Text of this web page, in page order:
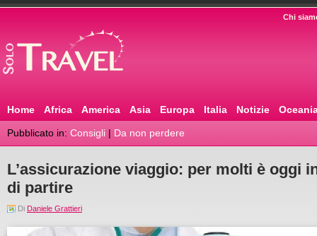
Chi
Home Africa America Asia Europa Italia Notizie
Pubblicato in: Consigli | Da non perdere
L’assicurazione viaggio: per molti è oggi
di partire
Di Daniele Grattieri